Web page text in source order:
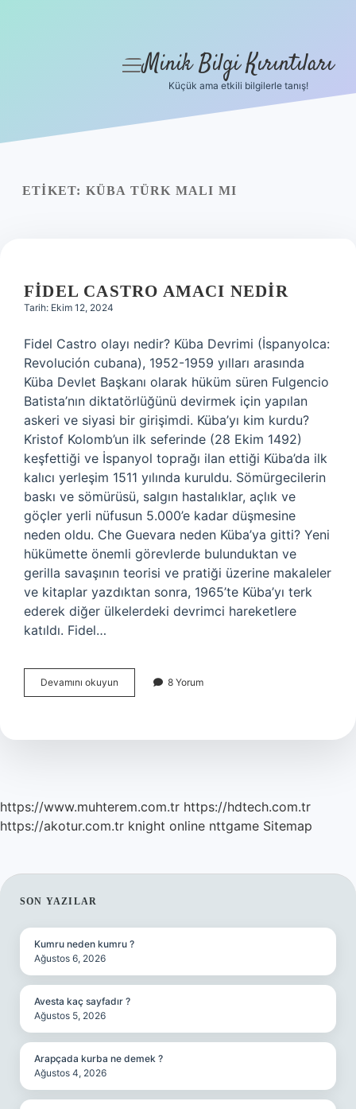
Yasal Uyarı
menüyü
Minik Bilgi Kırıntıları
Küçük ama etkili bilgilerle tanış!
ETIKET: KÜBA TÜRK MALI MI
FIDEL CASTRO AMACI NEDIR
Tarih: Ekim 12, 2024
Fidel Castro olayı nedir? Küba Devrimi (İspanyolca:
Revolución cubana), 1952-1959 yılları arasında
Küba Devlet Başkanı olarak hüküm süren Fulgencio
Batista’nın diktatörlüğünü devirmek için yapılan
askeri ve siyasi bir girişimdi. Küba’yı kim kurdu?
Kristof Kolomb’un ilk seferinde (28 Ekim 1492)
keşfettiği ve İspanyol toprağı ilan ettiği Küba’da ilk
kalıcı yerleşim 1511 yılında kuruldu. Sömürgecilerin
baskı ve sömürüsü, salgın hastalıklar, açlık ve
göçler yerli nüfusun 5.000’e kadar düşmesine
neden oldu. Che Guevara neden Küba’ya gitti? Yeni
hükümette önemli görevlerde bulunduktan ve
gerilla savaşının teorisi ve pratiği üzerine makaleler
ve kitaplar yazdıktan sonra, 1965’te Küba’yı terk
ederek diğer ülkelerdeki devrimci hareketlere
katıldı. Fidel…
Devamını okuyun
Castro
8 Yorum
https://www.muhterem.com.tr https://hdtech.com.tr
https://akotur.com.tr knight online nttgame Sitemap
SIDEBAR
SON YAZILAR
Kumru neden kumru ?
Ağustos 6, 2026
Avesta kaç sayfadır ?
Ağustos 5, 2026
Arapçada kurba ne demek ?
Ağustos 4, 2026